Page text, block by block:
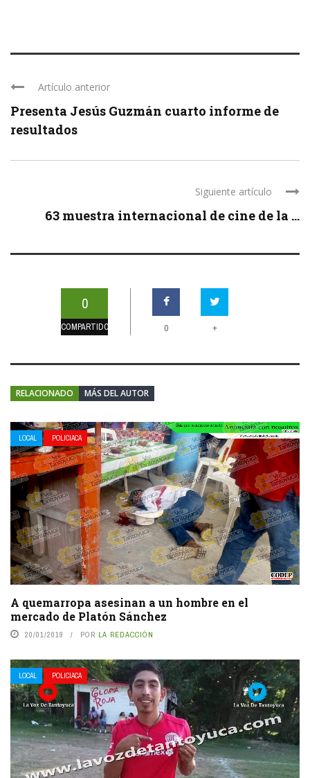
Artículo anterior
Presenta Jesús Guzmán cuarto informe de
resultados
Siguiente artículo
63 muestra internacional de cine de la ...
0
COMPARTIDOS 0 +
RELACIONADO MÁS DEL AUTOR
LOCAL POLICIACA
A quemarropa asesinan a un hombre en el
mercado de Platón Sánchez
20/01/2019 POR LA REDACCIÓN
LOCAL POLICIACA